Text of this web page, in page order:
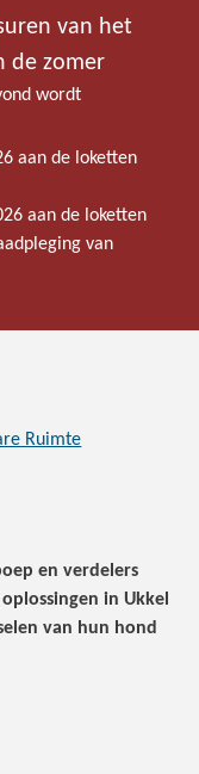
van het
de zomer
wordt
aan de loketten
aan de loketten
van
Ruimte
en verdelers
in Ukkel
van hun hond